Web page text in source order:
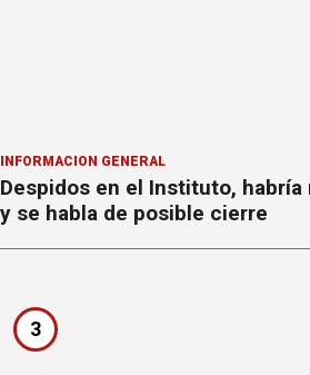
INFORMACION GENERAL
Despidos en el Instituto,
y se habla de posible cierre
3